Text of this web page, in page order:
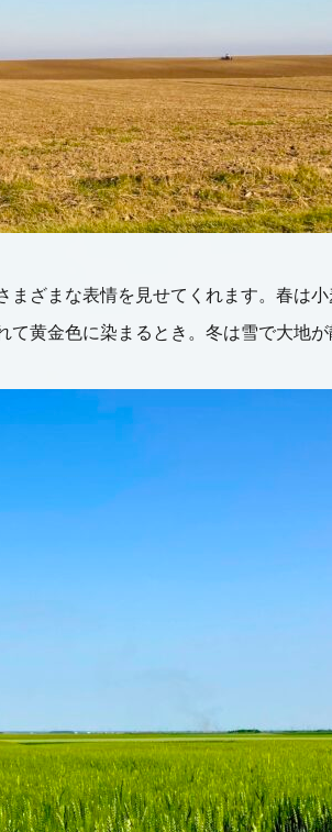
ざまな表情を見せてくれます。春は
黄金色に染まるとき。冬は雪で大地が